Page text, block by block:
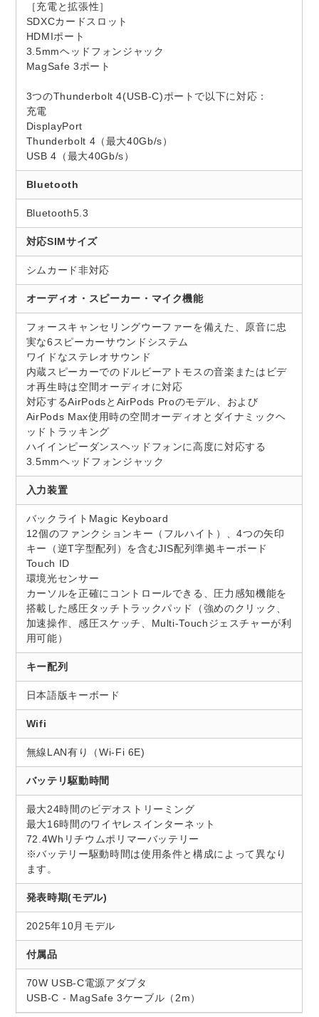
［充電と拡張性］
SDXCカードスロット
HDMIポート
3.5mmヘッドフォンジャック
MagSafe 3ポート
3つのThunderbolt 4(USB-C)ポートで以下に対応：
充電
DisplayPort
Thunderbolt 4（最大40Gb/s）
USB 4（最大40Gb/s）
Bluetooth
Bluetooth5.3
対応SIMサイズ
シムカード非対応
オーディオ・スピーカー・マイク機能
フォースキャンセリングウーファーを備えた、原音に忠
実な6スピーカーサウンドシステム
ワイドなステレオサウンド
内蔵スピーカーでのドルビーアトモスの音楽またはビデ
オ再生時は空間オーディオに対応
対応するAirPodsとAirPods Proのモデル、および
AirPods Max使用時の空間オーディオとダイナミックヘ
ッドトラッキング
ハイインピーダンスヘッドフォンに高度に対応する
3.5mmヘッドフォンジャック
入力装置
バックライトMagic Keyboard
12個のファンクションキー（フルハイト）、4つの矢印
キー（逆T字型配列）を含むJIS配列準拠キーボード
Touch ID
環境光センサー
カーソルを正確にコントロールできる、圧力感知機能を
搭載した感圧タッチトラックパッド（強めのクリック、
加速操作、感圧スケッチ、Multi-Touchジェスチャーが利
用可能）
キー配列
日本語版キーボード
Wifi
無線LAN有り（Wi-Fi 6E)
バッテリ駆動時間
最大24時間のビデオストリーミング
最大16時間のワイヤレスインターネット
72.4Whリチウムポリマーバッテリー
※バッテリー駆動時間は使用条件と構成によって異なり
ます。
発表時期(モデル)
2025年10月モデル
付属品
70W USB-C電源アダプタ
USB-C - MagSafe 3ケーブル（2m）